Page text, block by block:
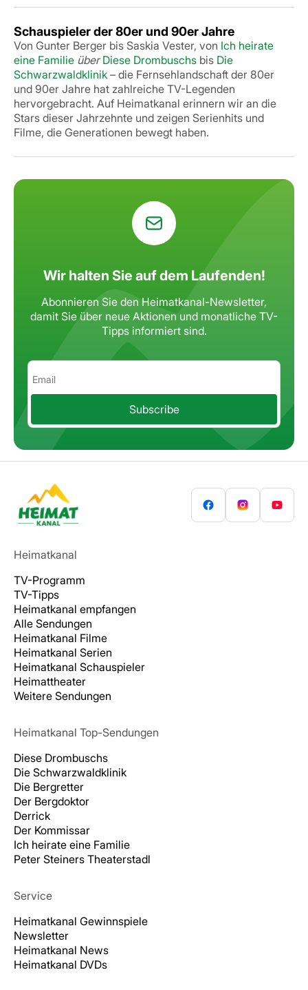
Schauspieler der 80er und 90er Jahre
Von Gunter Berger bis Saskia Vester, von Ich heirate
eine Familie überDiese Drombuschs bis Die
Schwarzwaldklinik – die Fernsehlandschaft der 80er
und 90er Jahre hat zahlreiche TV-Legenden
hervorgebracht. Auf Heimatkanal erinnern wir an die
Stars dieser Jahrzehnte und zeigen Serienhits und
Filme, die Generationen bewegt haben.
Wir halten Sie auf dem Laufenden!
Abonnieren Sie den Heimatkanal-Newsletter,
damit Sie über neue Aktionen und monatliche TV-
Tipps informiert sind.
Subscribe
Heimatkanal
TV-Programm
TV-Tipps
Heimatkanal empfangen
Alle Sendungen
Heimatkanal Filme
Heimatkanal Serien
Heimatkanal Schauspieler
Heimattheater
Weitere Sendungen
Heimatkanal Top-Sendungen
Diese Drombuschs
Die Schwarzwaldklinik
Die Bergretter
Der Bergdoktor
Derrick
Der Kommissar
Ich heirate eine Familie
Peter Steiners Theaterstadl
Service
Heimatkanal Gewinnspiele
Newsletter
Heimatkanal News
Heimatkanal DVDs